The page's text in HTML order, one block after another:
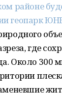
районе
геопарк
где
Около 300